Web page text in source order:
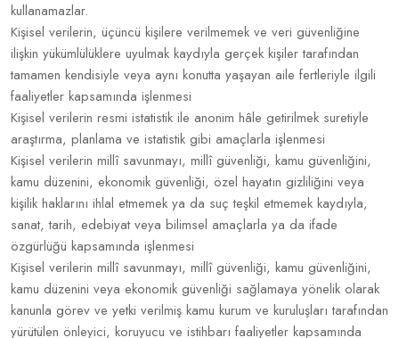
kullanamazlar.
Kişisel verilerin, üçüncü kişilere verilmemek ve veri güvenliğine
ilişkin yükümlülüklere uyulmak kaydıyla gerçek kişiler tarafından
tamamen kendisiyle veya aynı konutta yaşayan aile fertleriyle ilgili
faaliyetler kapsamında işlenmesi
Kişisel verilerin resmi istatistik ile anonim hâle getirilmek suretiyle
araştırma, planlama ve istatistik gibi amaçlarla işlenmesi
Kişisel verilerin millî savunmayı, millî güvenliği, kamu güvenliğini,
kamu düzenini, ekonomik güvenliği, özel hayatın gizliliğini veya
kişilik haklarını ihlal etmemek ya da suç teşkil etmemek kaydıyla,
sanat, tarih, edebiyat veya bilimsel amaçlarla ya da ifade
özgürlüğü kapsamında işlenmesi
Kişisel verilerin millî savunmayı, millî güvenliği, kamu güvenliğini,
kamu düzenini veya ekonomik güvenliği sağlamaya yönelik olarak
kanunla görev ve yetki verilmiş kamu kurum ve kuruluşları tarafından
yürütülen önleyici, koruyucu ve istihbarı faaliyetler kapsamında